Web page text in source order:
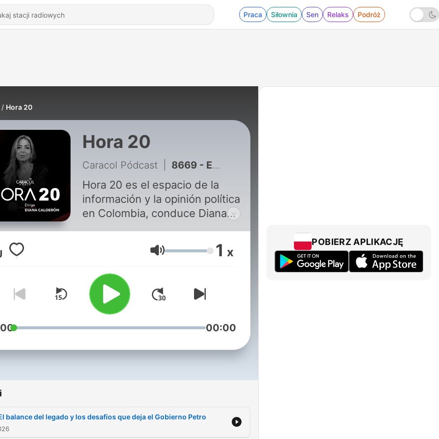
Praca Siłownia Sen Relaks Podróż
Hora 20
Hora 20
Caracol Pódcast 8669 - El balance del legado y los desafíos que deja el Gobierno Petro
Hora 20 es el espacio de la
información y la opinión política
en Colombia, conduce Diana
Głośność 1 x
00:00
balance del legado y los desafíos que deja el Gobierno Petro
POBIERZ APLIKACJĘ